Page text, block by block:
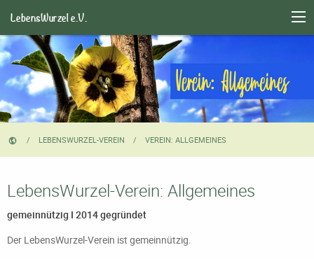
LebensWurzel e.V.
LEBENSWURZEL-VEREIN CURRENT:
VEREIN: ALLGEMEINES
LebensWurzel-Verein: Allgemeines
gemeinnützig I 2014 gegründet
Der LebensWurzel-Verein ist gemeinnützig.